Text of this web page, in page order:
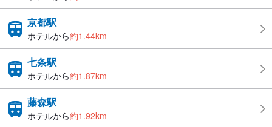
京都駅
ホテルから約1.44km
七条駅
ホテルから約1.87km
藤森駅
ホテルから約1.92km